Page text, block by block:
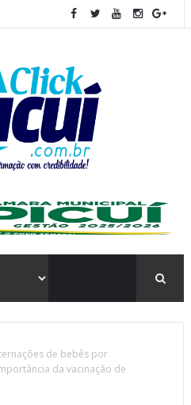
de bebês por
da vacinação de